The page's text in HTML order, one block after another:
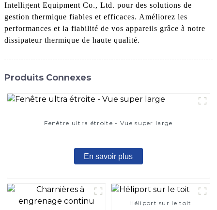
Intelligent Equipment Co., Ltd. pour des solutions de
gestion thermique fiables et efficaces. Améliorez les
performances et la fiabilité de vos appareils grâce à notre
dissipateur thermique de haute qualité.
Produits Connexes
Fenêtre ultra étroite - Vue super large
En savoir plus
Héliport sur le toit